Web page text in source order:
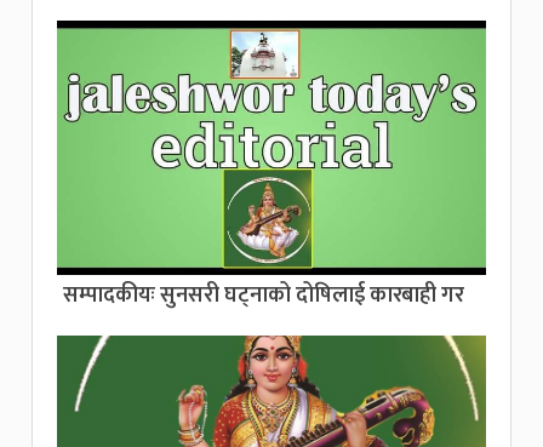
सम्पादकीयः सुनसरी घट्नाको दोषिलाई कारबाही गर